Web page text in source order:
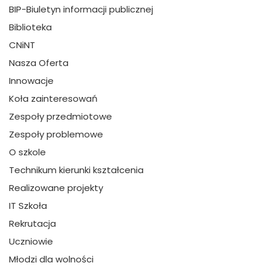
BIP-Biuletyn informacji publicznej
Biblioteka
CNiNT
Nasza Oferta
Innowacje
Koła zainteresowań
Zespoły przedmiotowe
Zespoły problemowe
O szkole
Technikum kierunki kształcenia
Realizowane projekty
IT Szkoła
Rekrutacja
Uczniowie
Młodzi dla wolności